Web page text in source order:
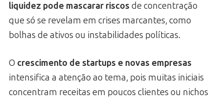
liquidez pode mascarar riscos de concentração
que só se revelam em crises marcantes, como
bolhas de ativos ou instabilidades políticas.
O crescimento de startups e novas empresas
intensifica a atenção ao tema, pois muitas iniciais
concentram receitas em poucos clientes ou nichos